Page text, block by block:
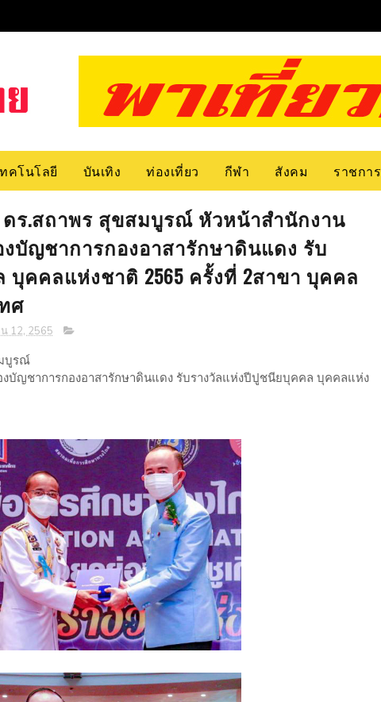
ทคโนโลยี บันเทิง ท่องเที่ยว กีฬา สังคม ราชการ
ดร.สถาพร สุขสมบูรณ์ หัวหน้าสำนักงาน
บัญชาการกองอาสารักษาดินแดง รับ
คคลแห่งชาติ 2565 ครั้งที่ 2สาขา บุคคล
ศ
12, 2565
บูรณ์
บัญชาการกองอาสารักษาดินแดง รับรางวัลแห่งปีปูชนียบุคคล บุคคลแห่ง